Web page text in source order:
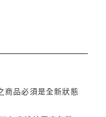
商品必須是全新狀態